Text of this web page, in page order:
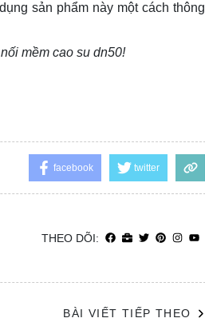
sản phẩm này một cách thông
mềm cao su dn50!
facebook twitter
THEO DÕI:
BÀI VIẾT TIẾP THEO